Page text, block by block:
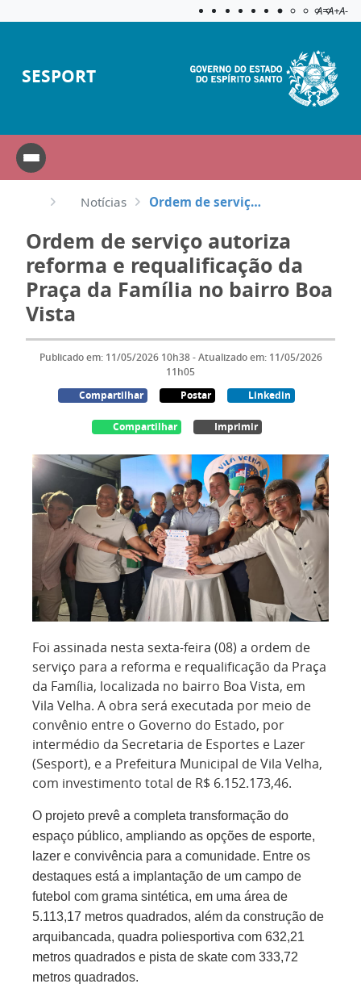
Aplicar
A=A+A-
SESPORT
Notícias Ordem de serviço autoriza reforma e requalificação da Praça da Família no bairro Boa Vista
Ordem de serviço autoriza
reforma e requalificação da
Praça da Família no bairro Boa
Vista
Publicado em: 11/05/2026 10h38 - Atualizado em: 11/05/2026
11h05
Compartilhar
Postar Linkedin
Compartilhar Imprimir
Foi assinada nesta sexta-feira (08) a ordem de
serviço para a reforma e requalificação da Praça
da Família, localizada no bairro Boa Vista, em
Vila Velha. A obra será executada por meio de
convênio entre o Governo do Estado, por
intermédio da Secretaria de Esportes e Lazer
(Sesport), e a Prefeitura Municipal de Vila Velha,
com investimento total de R$ 6.152.173,46.
O projeto prevê a completa transformação do
espaço público, ampliando as opções de esporte,
lazer e convivência para a comunidade. Entre os
destaques está a implantação de um campo de
futebol com grama sintética, em uma área de
5.113,17 metros quadrados, além da construção de
arquibancada, quadra poliesportiva com 632,21
metros quadrados e pista de skate com 333,72
metros quadrados.